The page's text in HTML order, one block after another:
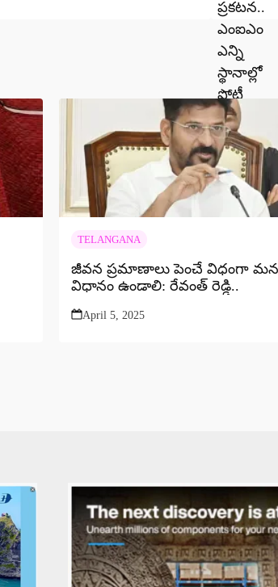
TELANGANA
జీవన ప్రమాణాలు పెంచే విధంగా
విధానం ఉండాలి: రేవంత్ రెడ్డి..
April 5, 2025